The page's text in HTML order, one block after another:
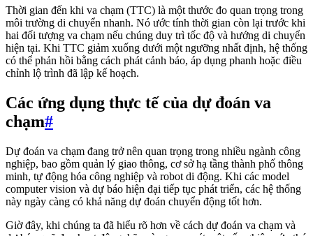
Thời gian đến khi va chạm (TTC) là một thước đo quan trọng trong
môi trường di chuyển nhanh. Nó ước tính thời gian còn lại trước khi
hai đối tượng va chạm nếu chúng duy trì tốc độ và hướng di chuyển
hiện tại. Khi TTC giảm xuống dưới một ngưỡng nhất định, hệ thống
có thể phản hồi bằng cách phát cảnh báo, áp dụng phanh hoặc điều
chỉnh lộ trình đã lập kế hoạch.
Các ứng dụng thực tế của dự đoán va
chạm#
Dự đoán va chạm đang trở nên quan trọng trong nhiều ngành công
nghiệp, bao gồm quản lý giao thông, cơ sở hạ tầng thành phố thông
minh, tự động hóa công nghiệp và robot di động. Khi các model
computer vision và dự báo hiện đại tiếp tục phát triển, các hệ thống
này ngày càng có khả năng dự đoán chuyển động tốt hơn.
Giờ đây, khi chúng ta đã hiểu rõ hơn về cách dự đoán va chạm và